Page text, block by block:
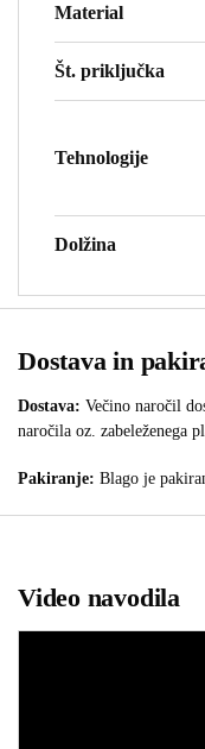
Material
Št. priključka
Tehnologije
Dolžina
Dostava in
Dostava: Večino naročil
naročila oz. zabeleženega
Pakiranje: Blago je
Video navodila